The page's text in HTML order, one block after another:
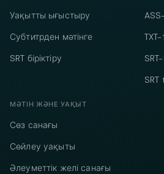
Уақытты ығыстыру
Субтитрден мәтінге
SRT біріктіру
МӘТІН ЖӘНЕ УАҚЫТ
Сөз санағы
Сөйлеу уақыты
Әлеуметтік желі санағы